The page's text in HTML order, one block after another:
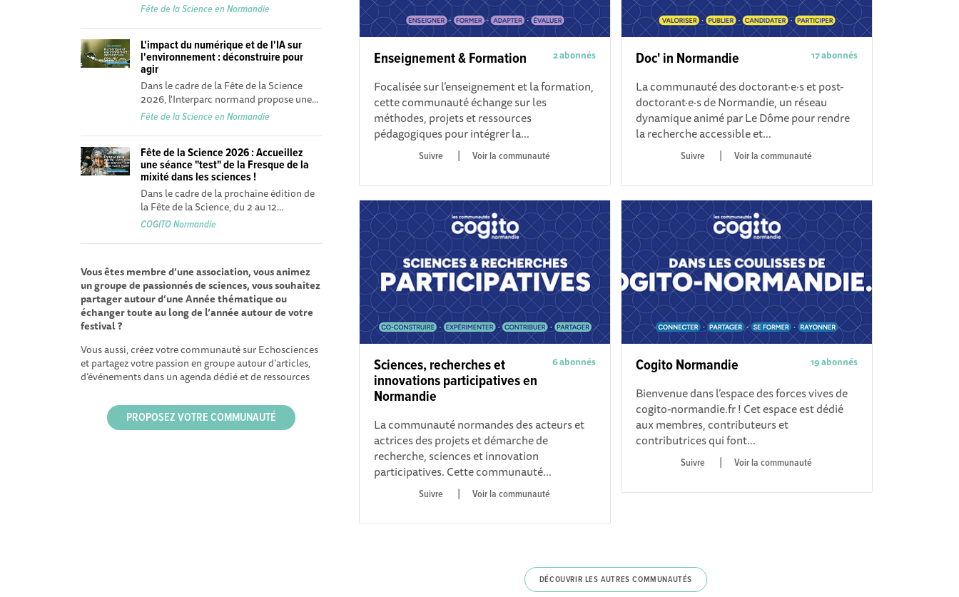
2 abonnés
Enseignement & Formation
Focalisée sur l’enseignement et la formation,
cette communauté échange sur les
méthodes, projets et ressources
pédagogiques pour intégrer la...
|
Voir la communauté
17 abonnés
Doc' in Normandie
La communauté des doctorant·e·s et post-
doctorant·e·s de Normandie, un réseau
dynamique animé par Le Dôme pour rendre
la recherche accessible et...
|
Voir la communauté
6 abonnés
Sciences, recherches et
innovations participatives en
Normandie
La communauté normandes des acteurs et
actrices des projets et démarche de
recherche, sciences et innovation
participatives. Cette communauté...
|
Voir la communauté
19 abonnés
Cogito Normandie
Bienvenue dans l’espace des forces vives de
cogito-normandie.fr ! Cet espace est dédié
aux membres, contributeurs et
contributrices qui font...
|
Voir la communauté
DÉCOUVRIR LES AUTRES COMMUNAUTÉS
Fête de la Science en Normandie
L'impact du numérique et de l'IA sur
l'environnement : déconstruire pour
agir
Dans le cadre de la Fête de la Science
2026, l'Interparc normand propose une...
Fête de la Science en Normandie
Fête de la Science 2026 : Accueillez
une séance "test" de la Fresque de la
mixité dans les sciences !
Dans le cadre de la prochaine édition de
la Fête de la Science, du 2 au 12...
COGITO Normandie
Vous êtes membre d’une association, vous animez
un groupe de passionnés de sciences, vous souhaitez
partager autour d’une Année thématique ou
échanger toute au long de l’année autour de votre
festival ?
Vous aussi, créez votre communauté sur Echosciences
et partagez votre passion en groupe autour d’articles,
d’événements dans un agenda dédié et de ressources
PROPOSEZ VOTRE COMMUNAUTÉ